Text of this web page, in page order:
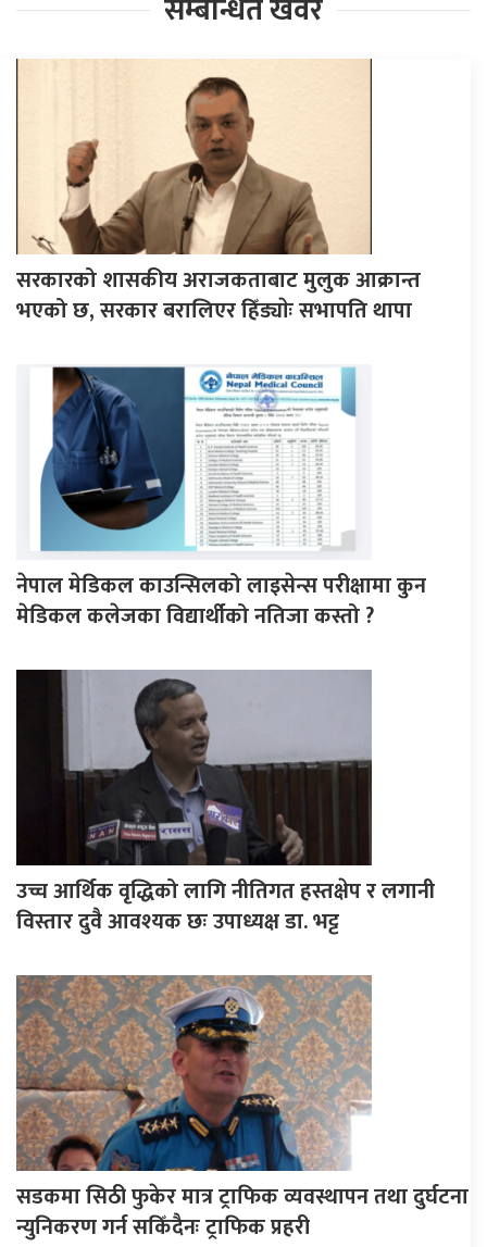
सम्बन्धित खवर
सरकारको शासकीय अराजकताबाट मुलुक आक्रान्त
भएको छ, सरकार बरालिएर हिँड्याेः सभापति थापा
नेपाल मेडिकल काउन्सिलको लाइसेन्स परीक्षामा कुन
मेडिकल कलेजका विद्यार्थीको नतिजा कस्तो ?
उच्च आर्थिक वृद्धिको लागि नीतिगत हस्तक्षेप र लगानी
विस्तार दुवै आवश्यक छः उपाध्यक्ष डा. भट्ट
सडकमा सिठी फुकेर मात्र ट्राफिक व्यवस्थापन तथा दुर्घटना
न्युनिकरण गर्न सकिँदैनः ट्राफिक प्रहरी